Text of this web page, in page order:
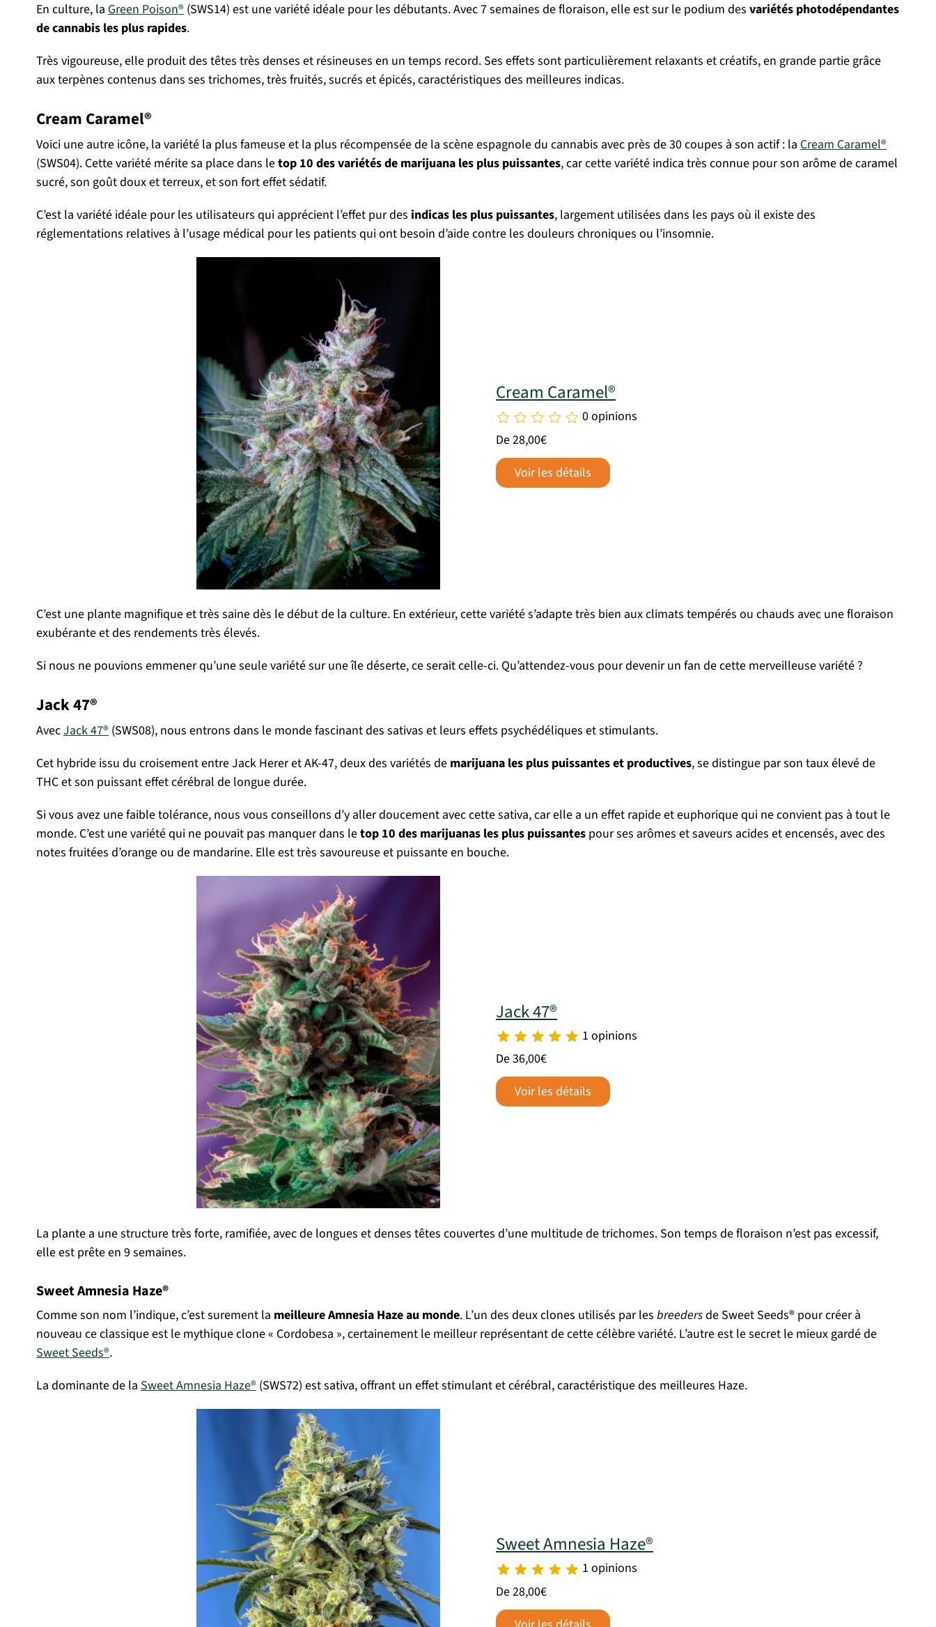
En culture, la Green Poison® (SWS14) est une variété idéale pour les débutants. Avec 7 semaines de floraison, elle est sur le podium des variétés photodépendantes
de cannabis les plus rapides.
Très vigoureuse, elle produit des têtes très denses et résineuses en un temps record. Ses effets sont particulièrement relaxants et créatifs, en grande partie grâce
aux terpènes contenus dans ses trichomes, très fruités, sucrés et épicés, caractéristiques des meilleures indicas.
Cream Caramel®
Voici une autre icône, la variété la plus fameuse et la plus récompensée de la scène espagnole du cannabis avec près de 30 coupes à son actif : la Cream Caramel®
(SWS04). Cette variété mérite sa place dans letop 10 des variétés de marijuana les plus puissantes, car cette variété indica très connue pour son arôme de caramel
sucré, son goût doux et terreux, et son fort effet sédatif.
C’est la variété idéale pour les utilisateurs qui apprécient l’effet pur des indicas les plus puissantes, largement utilisées dans les pays où il existe des
réglementations relatives à l’usage médical pour les patients qui ont besoin d’aide contre les douleurs chroniques ou l’insomnie.
Cream Caramel®
0 opinions
De 28,00€
Voir les détails
C’est une plante magnifique et très saine dès le début de la culture. En extérieur, cette variété s’adapte très bien aux climats tempérés ou chauds avec une floraison
exubérante et des rendements très élevés.
Si nous ne pouvions emmener qu’une seule variété sur une île déserte, ce serait celle-ci. Qu’attendez-vous pour devenir un fan de cette merveilleuse variété ?
Jack 47®
AvecJack 47® (SWS08), nous entrons dans le monde fascinant des sativas et leurs effets psychédéliques et stimulants.
Cet hybride issu du croisement entre Jack Herer et AK-47, deux des variétés de marijuana les plus puissantes et productives, se distingue par son taux élevé de
THC et son puissant effet cérébral de longue durée.
Si vous avez une faible tolérance, nous vous conseillons d’y aller doucement avec cette sativa, car elle a un effet rapide et euphorique qui ne convient pas à tout le
monde. C’est une variété qui ne pouvait pas manquer dans letop 10 des marijuanas les plus puissantes pour ses arômes et saveurs acides et encensés, avec des
notes fruitées d’orange ou de mandarine. Elle est très savoureuse et puissante en bouche.
Jack 47®
1 opinions
De 36,00€
Voir les détails
La plante a une structure très forte, ramifiée, avec de longues et denses têtes couvertes d’une multitude de trichomes. Son temps de floraison n’est pas excessif,
elle est prête en 9 semaines.
Sweet Amnesia Haze®
Comme son nom l’indique, c’est surement la meilleure Amnesia Haze au monde. L’un des deux clones utilisés par les breedersde Sweet Seeds® pour créer à
nouveau ce classique est le mythique clone « Cordobesa », certainement le meilleur représentant de cette célèbre variété. L’autre est le secret le mieux gardé de
Sweet Seeds®.
La dominante de la Sweet Amnesia Haze® (SWS72) est sativa, offrant un effet stimulant et cérébral, caractéristique des meilleures Haze.
Sweet Amnesia Haze®
1 opinions
De 28,00€